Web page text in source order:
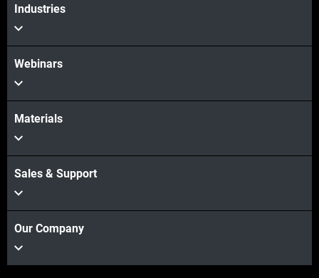
Industries
Webinars
Materials
Sales & Support
Our Company